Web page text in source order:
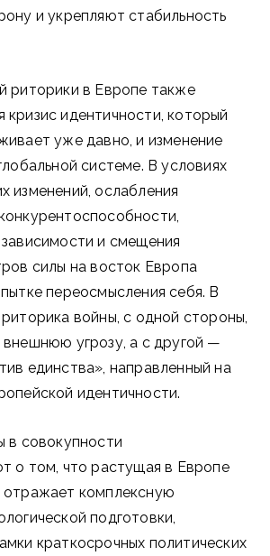
и укрепляют стабильность
риторики в Европе также
кризис идентичности, который
уже давно, и изменение
системе. В условиях
изменений, ослабления
и смещения
силы на восток Европа
переосмысления себя. В
войны, с одной стороны,
внешнюю угрозу, а с другой —
единства», направленный на
идентичности.
в совокупности
о том, что растущая в Европе
комплексную
подготовки,
краткосрочных политических